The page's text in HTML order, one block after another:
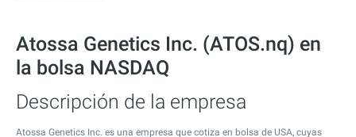
Atossa Genetics Inc. (ATOS.nq) en
la bolsa NASDAQ
Descripción de la empresa
Atossa Genetics Inc. es una empresa que cotiza en bolsa de USA, cuyas